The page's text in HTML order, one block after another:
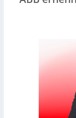
Gärtner,